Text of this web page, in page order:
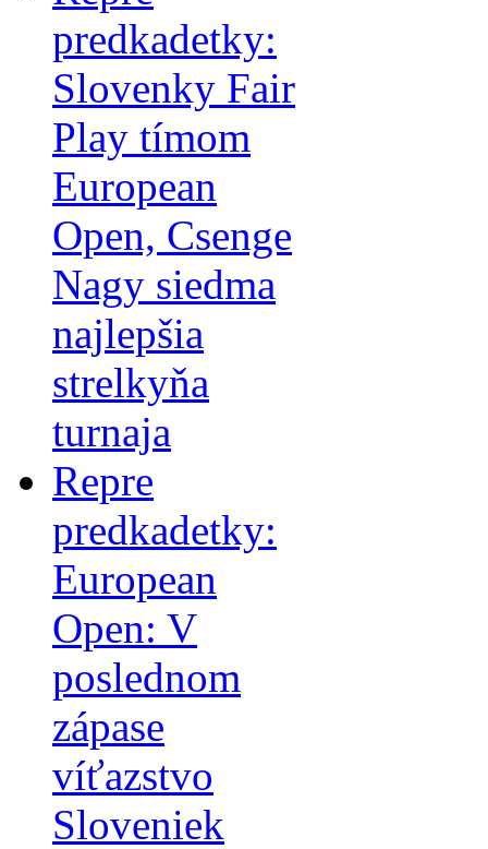
predkadetky:
Slovenky Fair
Play tímom
European
Open, Csenge
Nagy siedma
najlepšia
strelkyňa
turnaja
Repre
predkadetky:
European
Open: V
poslednom
zápase
víťazstvo
Sloveniek